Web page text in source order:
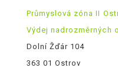
Průmyslová zóna II
Výdej nadrozměrných
Dolní Žďár 104
363 01 Ostrov